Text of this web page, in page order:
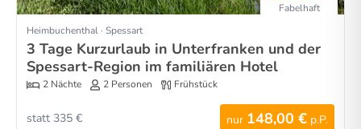
Fabelhaft
Heimbuchenthal · Spessart
3 Tage Kurzurlaub in Unterfranken und der
Spessart-Region im familiären Hotel
2 Nächte 2 Personen Frühstück
nur 148,00 € p.P.
statt 335 €